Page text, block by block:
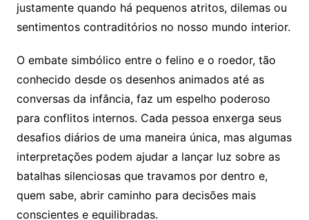
justamente quando há pequenos atritos, dilemas ou
sentimentos contraditórios no nosso mundo interior.
O embate simbólico entre o felino e o roedor, tão
conhecido desde os desenhos animados até as
conversas da infância, faz um espelho poderoso
para conflitos internos. Cada pessoa enxerga seus
desafios diários de uma maneira única, mas algumas
interpretações podem ajudar a lançar luz sobre as
batalhas silenciosas que travamos por dentro e,
quem sabe, abrir caminho para decisões mais
conscientes e equilibradas.